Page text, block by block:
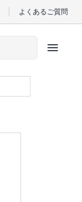
よくあるご質問
menu